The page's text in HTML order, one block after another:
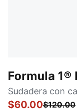
Formula 1®
Sudadera con
$60.00$120.00